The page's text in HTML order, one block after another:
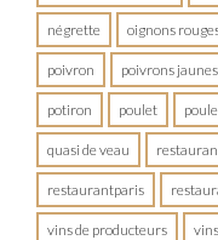
négrette oignons
poivron poivrons jaunes
potiron poulet
quasi de veau
restaurantparis
vins de producteurs